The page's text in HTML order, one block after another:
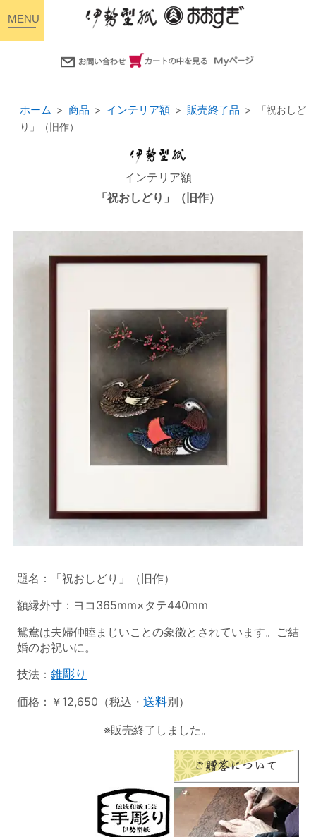
ホーム 商品 インテリア額 販売終了品
「祝おしど
り」（旧作）
インテリア額
「祝おしどり」（旧作）
題名：「祝おしどり」（旧作）
額縁外寸：ヨコ365mm×タテ440mm
鴛鴦は夫婦仲睦まじいことの象徴とされています。ご結
婚のお祝いに。
技法： 錐彫り
価格：￥12,650（税込・ 送料別）
※販売終了しました。
toggle
navigation